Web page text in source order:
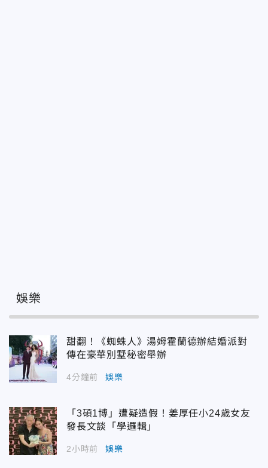
娛樂
甜翻！《蜘蛛人》湯姆霍蘭德辦結婚派對
傳在豪華別墅秘密舉辦
4分鐘前 娛樂
「3碩1博」遭疑造假！姜厚任小24歲女友
發長文談「學邏輯」
2小時前 娛樂